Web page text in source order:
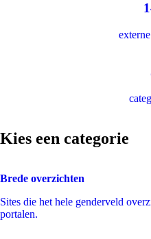
Kies een categorie
Brede overzichten
Sites die het hele genderveld
portalen.